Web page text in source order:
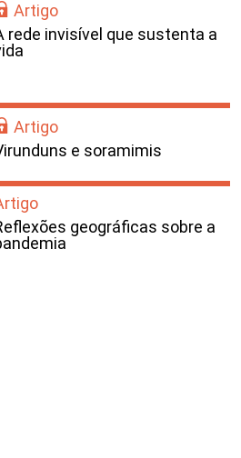
Artigo
rede invisível que sustenta a
Artigo
e soramimis
geográficas sobre a